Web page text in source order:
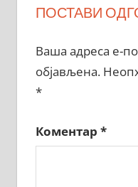
ПОСТАВИ
Ваша адреса е-
објављена.
*
Коментар *